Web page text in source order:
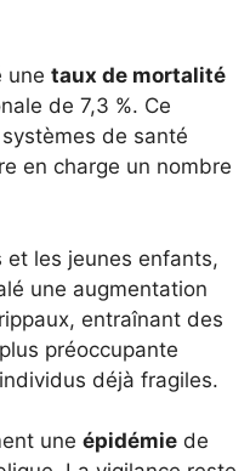
une taux de mortalité
de 7,3 %. Ce
de santé
en charge un nombre
et les jeunes enfants,
une augmentation
entraînant des
préoccupante
déjà fragiles.
une épidémie de